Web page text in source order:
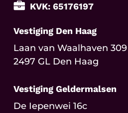
KVK: 65176197
Vestiging Den Haag
Laan van Waalhaven 309
2497 GL Den Haag
Vestiging Geldermalsen
De Iepenwei 16c